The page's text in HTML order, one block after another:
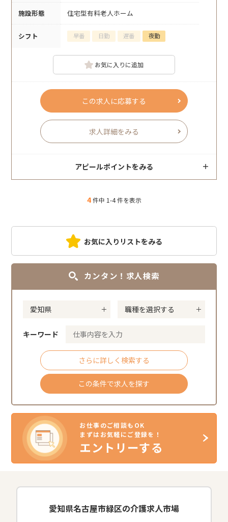
施設形態 住宅型有料老人ホーム
シフト 早番 日勤 遅番 夜勤
お気に入りに追加
この求人に応募する
求人詳細をみる
アピールポイントをみる
4件中 1-4 件を表示
お気に入りリストをみる
カンタン！求人検索
キーワード
さらに詳しく検索する
この条件で求人を探す
お仕事のご相談もOK
まずはお気軽にご登録を！
エントリーする
愛知県名古屋市緑区の介護求人市場